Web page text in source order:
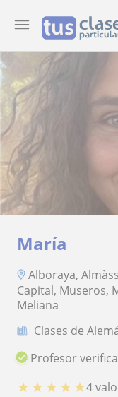
María
Alboraya,
Capital, Museros,
Meliana
Clases de
Profesor
★ ★ ★ ★ ★4